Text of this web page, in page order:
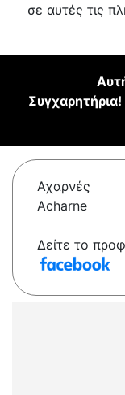
σε αυτές τις
Συγχαρητήρια!
Αχαρνές
Acharne
Δείτε το